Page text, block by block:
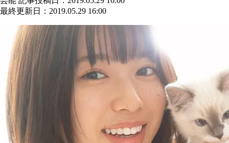
最終更新日：2019.05.29 16:00